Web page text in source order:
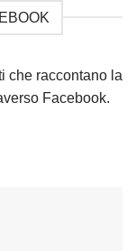
che raccontano la
Facebook.